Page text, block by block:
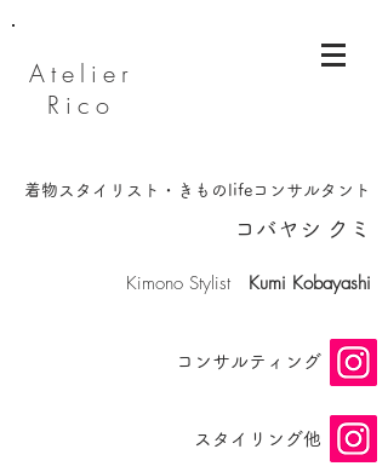
Atelier
Rico
着物スタイリスト・きものlifeコンサルタント
​コバヤシ クミ
​Kimono Stylist Kumi Kobayashi
​コンサルティング
スタイリング他